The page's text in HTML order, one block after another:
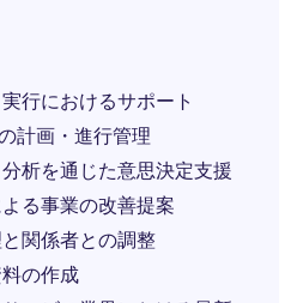
行におけるサポート
計画・進行管理
析を通じた意思決定支援
る事業の改善提案
関係者との調整
の作成